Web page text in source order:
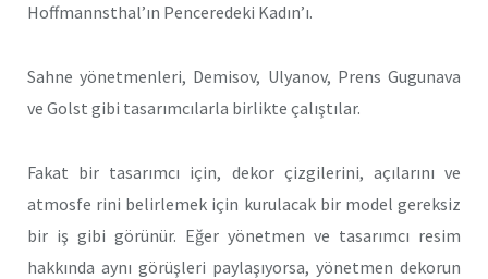
Hoffmannsthal’ın Penceredeki Kadın’ı.
Sahne yönetmenleri, Demisov, Ulyanov, Prens Gugunava
ve Golst gibi tasarımcılarla birlikte çalıştılar.
Fakat bir tasarımcı için, dekor çizgilerini, açılarını ve
atmosfe rini belirlemek için kurulacak bir model gereksiz
bir iş gibi görünür. Eğer yönetmen ve tasarımcı resim
hakkında aynı görüşleri paylaşıyorsa, yönetmen dekorun